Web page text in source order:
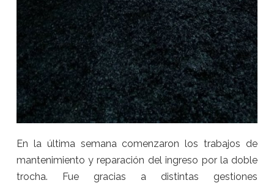
En la última semana comenzaron los trabajos de
mantenimiento y reparación del ingreso por la doble
trocha. Fue gracias a distintas gestiones